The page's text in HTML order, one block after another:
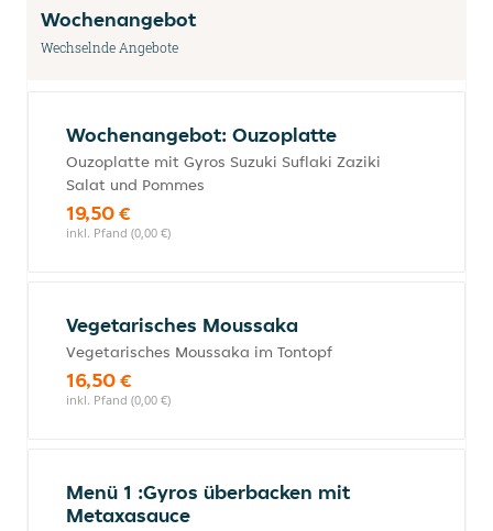
Wochenangebot
Wechselnde Angebote
Wochenangebot: Ouzoplatte
Ouzoplatte mit Gyros Suzuki Suflaki Zaziki
Salat und Pommes
19,50 €
inkl. Pfand (0,00 €)
Vegetarisches Moussaka
Vegetarisches Moussaka im Tontopf
16,50 €
inkl. Pfand (0,00 €)
Menü 1 :Gyros überbacken mit
Metaxasauce